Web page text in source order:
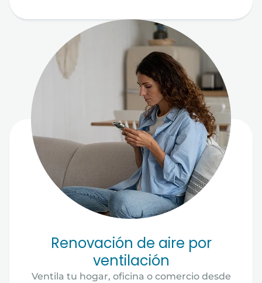
Renovación de aire por
ventilación
Ventila tu hogar, oficina o comercio desde